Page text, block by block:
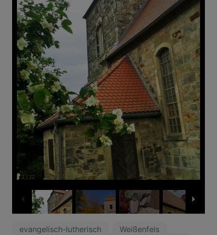
1 / 12
evangelisch-lutherisch
Weißenfels